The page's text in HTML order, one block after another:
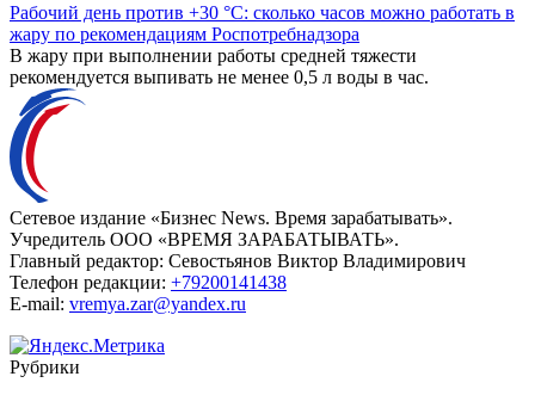
Рабочий день против +30 °C: сколько часов можно работать в
жару по рекомендациям Роспотребнадзора
В жару при выполнении работы средней тяжести
рекомендуется выпивать не менее 0,5 л воды в час.
Сетевое издание «Бизнес News. Время зарабатывать».
Учредитель ООО «ВРЕМЯ ЗАРАБАТЫВАТЬ».
Главный редактор: Севостьянов Виктор Владимирович
Телефон редакции: +79200141438
E-mail: vremya.zar@yandex.ru
Рубрики